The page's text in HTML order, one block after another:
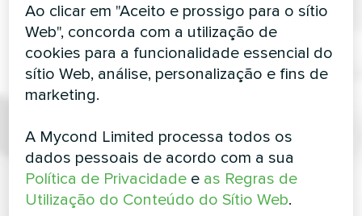
Ao clicar em "Aceito e prossigo para o sítio
Web", concorda com a utilização de
cookies para a funcionalidade essencial do
sítio Web, análise, personalização e fins de
marketing.
A Mycond Limited processa todos os
dados pessoais de acordo com a sua
Política de Privacidade e as Regras de
Utilização do Conteúdo do Sítio Web.